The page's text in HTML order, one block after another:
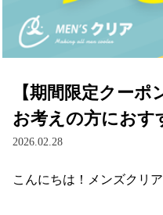
【期間限定クー
お考えの方におす
2026.02.28
こんにちは！メンズクリ